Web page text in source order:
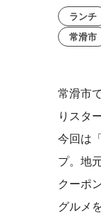
ランチ
常滑市
常滑市
りスタ
今回は
プ。 地
クーポ
グルメ